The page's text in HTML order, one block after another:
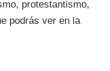
protestantismo,
podrás ver en la